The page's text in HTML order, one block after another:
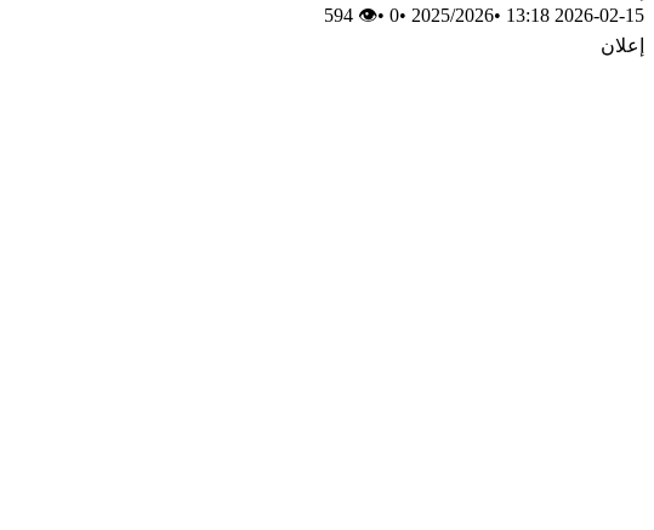
2026-02-15 13:18
•
2025/2026
•
0
•
👁 594
إعلان